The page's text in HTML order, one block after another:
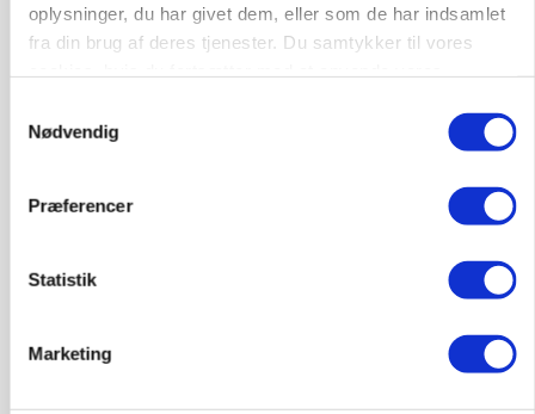
oplysninger, du har givet dem, eller som de har indsamlet
fra din brug af deres tjenester. Du samtykker til vores
Nødvendig
Præferencer
Statistik
Marketing
Annonce
MARKED